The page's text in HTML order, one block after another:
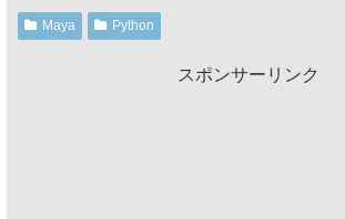
Maya Python
スポンサーリンク